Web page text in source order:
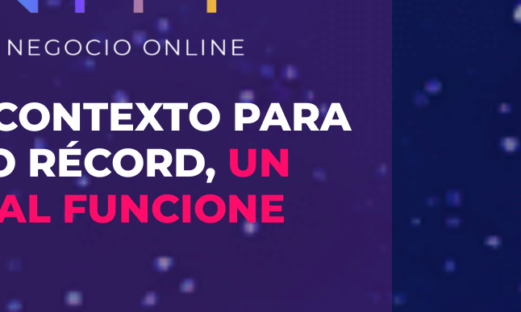
PARA
RÉCORD, UN
FUNCIONE